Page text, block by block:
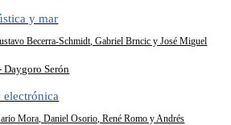
y mar
Becerra-Schmidt, Gabriel Brncic y José Miguel
Daygoro Serón
electrónica
Mora, Daniel Osorio, René Romo y Andrés